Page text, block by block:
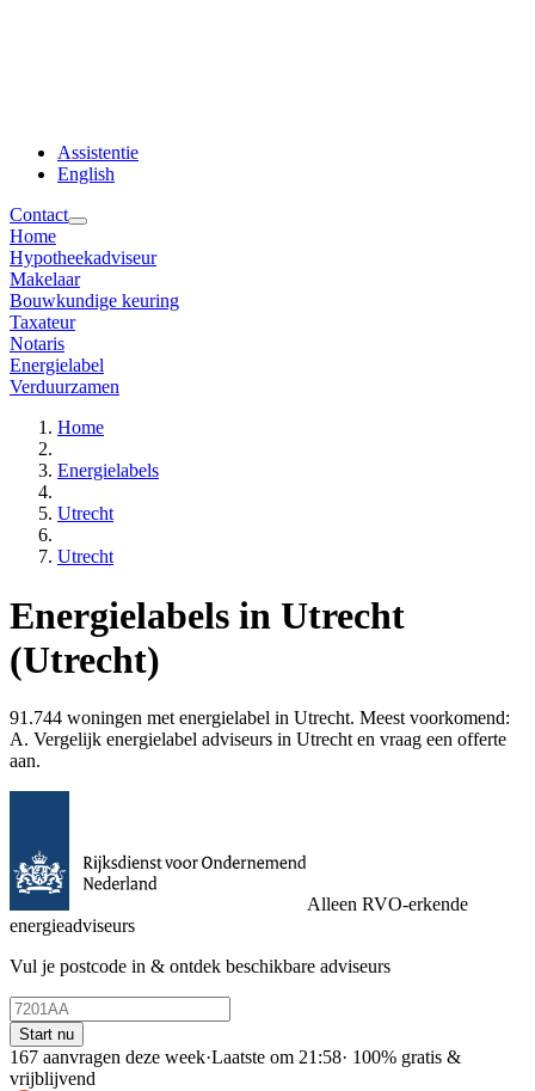
Assistentie
English
Contact
Home
Hypotheekadviseur
Makelaar
Bouwkundige keuring
Taxateur
Notaris
Energielabel
Verduurzamen
Home
Energielabels
Utrecht
Utrecht
Energielabels in Utrecht
(Utrecht)
91.744 woningen met energielabel in Utrecht. Meest voorkomend:
A. Vergelijk energielabel adviseurs in Utrecht en vraag een offerte
aan.
Alleen RVO-erkende
energieadviseurs
Vul je postcode in & ontdek beschikbare adviseurs
Start nu
167 aanvragen deze week·Laatste om 21:58· 100% gratis &
vrijblijvend